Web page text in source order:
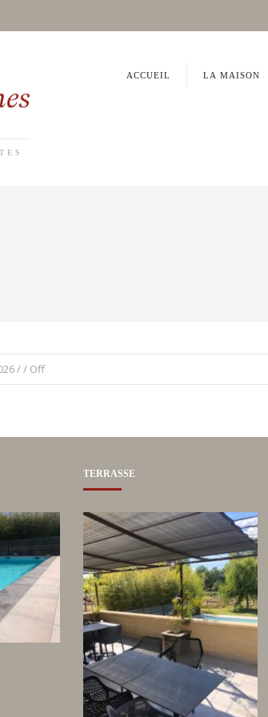
ACCUEIL LA MAISON
/ / Off
TERRASSE